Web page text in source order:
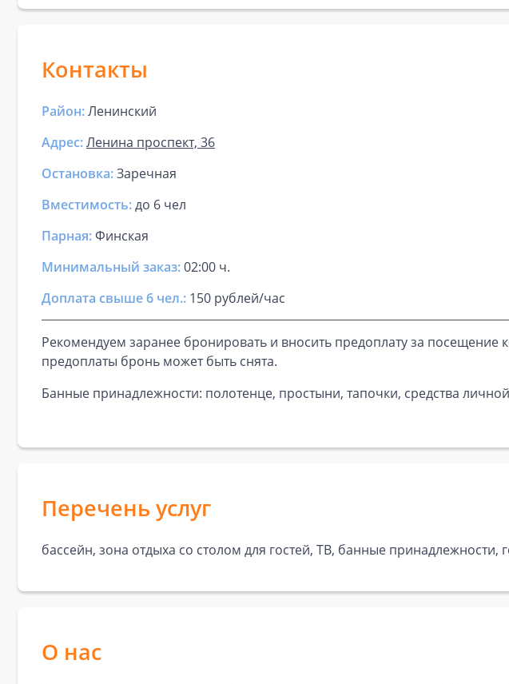
Контакты
Район:Ленинский
Адрес:Ленина проспект, 36
Остановка:Заречная
Вместимость:до 6 чел
Парная:Финская
Минимальный заказ:02:00 ч.
Доплата свыше 6 чел.: 150 рублей/час
Рекомендуем заранее бронировать и вносить предоплату за
предоплаты бронь может быть снята.
Банные принадлежности: полотенце, простыни, тапочки, средства
Перечень услуг
бассейн, зона отдыха со столом для гостей, ТВ, банные принадлежности,
О нас